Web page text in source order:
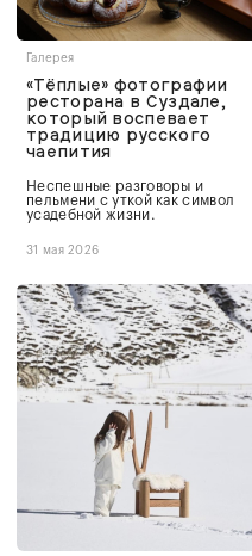
Галерея
«Тёплые» фотографии
ресторана в Суздале,
который воспевает
традицию русского
чаепития
Неспешные разговоры и
пельмени с уткой как символ
усадебной жизни.
31 мая 2026